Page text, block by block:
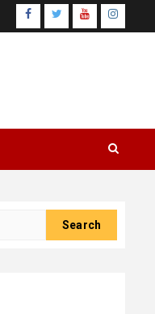
Facebook
TwitterYoutube